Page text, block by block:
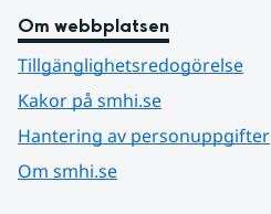
Om webbplatsen
Tillgänglighetsredogörelse
Kakor på smhi.se
Hantering av personuppgifter
Om smhi.se